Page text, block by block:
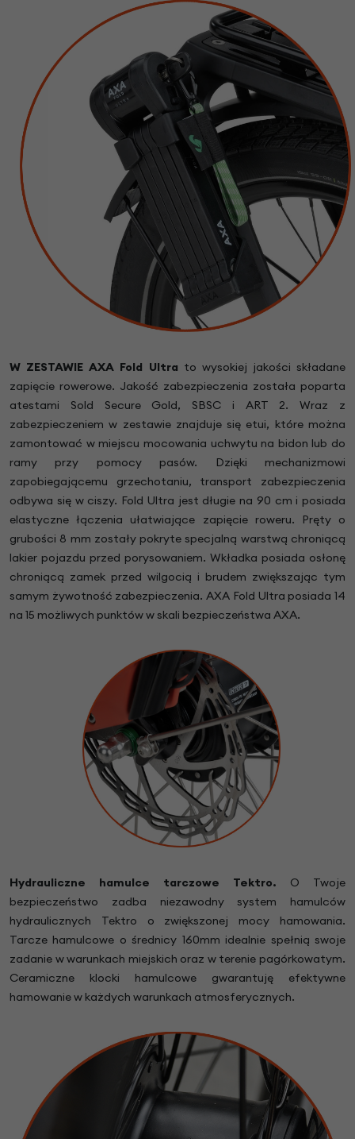
W ZESTAWIE AXA Fold Ultra to wysokiej jakości składane
zapięcie rowerowe. Jakość zabezpieczenia została poparta
atestami Sold Secure Gold, SBSC i ART 2. Wraz z
zabezpieczeniem w zestawie znajduje się etui, które można
zamontować w miejscu mocowania uchwytu na bidon lub do
ramy przy pomocy pasów. Dzięki mechanizmowi
zapobiegającemu grzechotaniu, transport zabezpieczenia
odbywa się w ciszy. Fold Ultra jest długie na 90 cm i posiada
elastyczne łączenia ułatwiające zapięcie roweru. Pręty o
grubości 8 mm zostały pokryte specjalną warstwą chroniącą
lakier pojazdu przed porysowaniem. Wkładka posiada osłonę
chroniącą zamek przed wilgocią i brudem zwiększając tym
samym żywotność zabezpieczenia. AXA Fold Ultra posiada 14
na 15 możliwych punktów w skali bezpieczeństwa AXA.
Hydrauliczne hamulce tarczowe Tektro. O Twoje
bezpieczeństwo zadba niezawodny system hamulców
hydraulicznych Tektro o zwiększonej mocy hamowania.
Tarcze hamulcowe o średnicy 160mm idealnie spełnią swoje
zadanie w warunkach miejskich oraz w terenie pagórkowatym.
Ceramiczne klocki hamulcowe gwarantuję efektywne
hamowanie w każdych warunkach atmosferycznych.